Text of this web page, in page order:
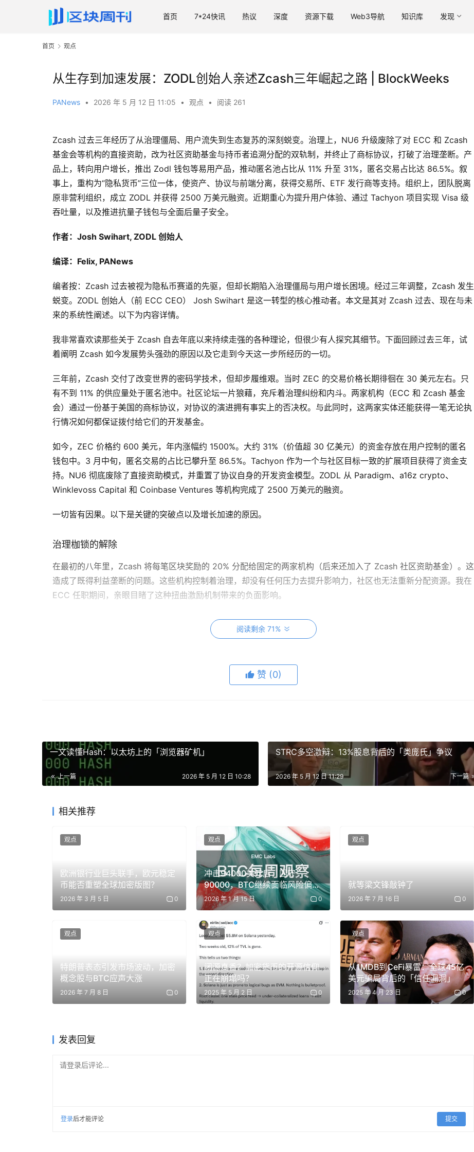
首页 7*24快讯 热议 深度 资源下载 Web3导航 知识库 发现
首页 观点
从生存到加速发展：ZODL创始人亲述Zcash三年崛起之路 | BlockWeeks
PANews • 2026 年 5 月 12 日 11:05 • 观点 • 阅读 261
Zcash 过去三年经历了从治理僵局、用户流失到生态复苏的深刻蜕变。治理上，NU6 升级废除了对 ECC 和 Zcash
基金会等机构的直接资助，改为社区资助基金与持币者追溯分配的双轨制，并终止了商标协议，打破了治理垄断。产
品上，转向用户增长，推出 Zodl 钱包等易用产品，推动匿名池占比从 11% 升至 31%，匿名交易占比达 86.5%。叙
事上，重构为“隐私货币”三位一体，使资产、协议与前端分离，获得交易所、ETF 发行商等支持。组织上，团队脱离
原非营利组织，成立 ZODL 并获得 2500 万美元融资。近期重心为提升用户体验、通过 Tachyon 项目实现 Visa 级
吞吐量，以及推进抗量子钱包与全面后量子安全。
作者：Josh Swihart, ZODL 创始人
编译：Felix, PANews
编者按：Zcash 过去被视为隐私币赛道的先驱，但却长期陷入治理僵局与用户增长困境。经过三年调整，Zcash 发生
蜕变。ZODL 创始人（前 ECC CEO） Josh Swihart 是这一转型的核心推动者。本文是其对 Zcash 过去、现在与未
来的系统性阐述。以下为内容详情。
我非常喜欢读那些关于 Zcash 自去年底以来持续走强的各种理论，但很少有人探究其细节。下面回顾过去三年，试
着阐明 Zcash 如今发展势头强劲的原因以及它走到今天这一步所经历的一切。
三年前，Zcash 交付了改变世界的密码学技术，但却步履维艰。当时 ZEC 的交易价格长期徘徊在 30 美元左右。只
有不到 11% 的供应量处于匿名池中。社区论坛一片狼藉，充斥着治理纠纷和内斗。两家机构（ECC 和 Zcash 基金
会）通过一份基于美国的商标协议，对协议的演进拥有事实上的否决权。与此同时，这两家实体还能获得一笔无论执
行情况如何都保证拨付给它们的开发基金。
如今，ZEC 价格约 600 美元，年内涨幅约 1500%。大约 31%（价值超 30 亿美元）的资金存放在用户控制的匿名
钱包中。3 月中旬，匿名交易的占比已攀升至 86.5%。Tachyon 作为一个与社区目标一致的扩展项目获得了资金支
持。NU6 彻底废除了直接资助模式，并重置了协议自身的开发资金模型。ZODL 从 Paradigm、a16z crypto、
Winklevoss Capital 和 Coinbase Ventures 等机构完成了 2500 万美元的融资。
一切皆有因果。以下是关键的突破点以及增长加速的原因。
治理枷锁的解除
在最初的八年里，Zcash 将每笔区块奖励的 20% 分配给固定的两家机构（后来还加入了 Zcash 社区资助基金）。这
造成了既得利益垄断的问题。这些机构控制着治理，却没有任何压力去提升影响力，社区也无法重新分配资源。我在
ECC 任职期间，亲眼目睹了这种扭曲激励机制带来的负面影响。
情况发生了改变。2024 年 5 月，ECC 单方面宣布将不再接受直接资助。这一举动迫使问题浮出水面：如果最大的
受益者拒绝参与，旧模式就无法维系。NU6 消减了直接资助，将 8% 划拨给 Zcash 社区资助基金（ZCG）用于生态
这一模式明确了时间限制。8% 和 12% 的资金都将在 2028 年底第三次减半时到期。社区可以选择续约，但这并非
态内的其他群体终于能够发声。包括 ZF 的 ZCAP 在内，没有任何单一机构能垄断对社区民意的诠释。
Zcash终于获得了自由。
2024 年 1 月，我们（当时名为 ECC）转向以用户增长为核心。这是相较于过去几年的根本性转变。
多年来，工程团队专注于密码学研究、核心协议和提升隐私性。这些努力虽然让 Zcash 的隐私技术出类拔萃，但却
没能吸引新用户。事实上，到 2023 年，社区规模甚至开始萎缩。
在 X 平台上，Zcash 持有者抱怨价格停滞和监管压力，质疑“隐私币”是否还有未来。当时 60% 的推文是负面或中性
的。由 ZURE（即 @peacemongerz，现任 ZODL 营销主管）发起的调研显示，ZEC 持有者的净推荐值（NPS）低
至 -60，表明用户极度不满。
我们听取了意见，开始开发用户真正想用的产品。这在当时和现在都是我们的指路明灯，指引着 Zodl 钱包、Zallet
Zashi（后更名为 Zodl）于 2024 年 3 月发布，是这一新战略的最直观体现：默认匿名、支持硬件钱包、支持跨币
种兑换。我们交付了世界级的隐私货币，并将其封装在一个简单易用的界面中。
过 6 亿美元的 ZEC 兑换。这不是中心化交易所的刷量，也不是金库资产的堆积，而是真实用户选择了隐私并掌握了
阅读剩余 71%
赞 (0)
一文读懂Hash：以太坊上的「浏览器矿机」
上一篇 2026 年 5 月 12 日 10:28
STRC多空激辩：13%股息背后的「类庞氏」争议
下一篇
2026 年 5 月 12 日 11:29
相关推荐
欧洲银行业巨头联手，欧元稳定
币能否重塑全球加密版图？
2026 年 3 月 5 日 0
观点
冲击94000美元后，固守
90000，BTC继续面临风险偏好
考验（01.05~01.11）
2026 年 1 月 15 日 0
观点
就等梁文锋敲钟了
2026 年 7 月 16 日 0
观点
特朗普表态引发市场波动，加密
概念股与BTC应声大涨
2026 年 7 月 8 日 0
观点
闭源真香？加密货币的开源信仰
正在崩塌吗？
2025 年 5 月 2 日 0
观点
从1MDB到CeFi暴雷：全球45亿
美元骗局背后的「信任漏洞」
2025 年 4 月 23 日 0
观点
发表回复
请登录后评论...
登录后才能评论 提交